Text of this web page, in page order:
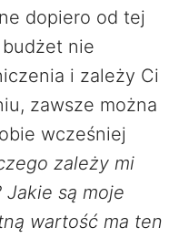
dopiero od tej
nie
i zależy Ci
zawsze można
wcześniej
zależy mi
Jakie są moje
wartość ma ten